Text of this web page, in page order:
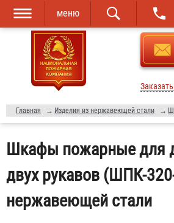
Перейти к
основному
содержанию
Skip to
navigation
меню
Главная → Изделия из нержавеющей стали →
Шкафы пожарные для
двух рукавов (ШПК-
нержавеющей стали